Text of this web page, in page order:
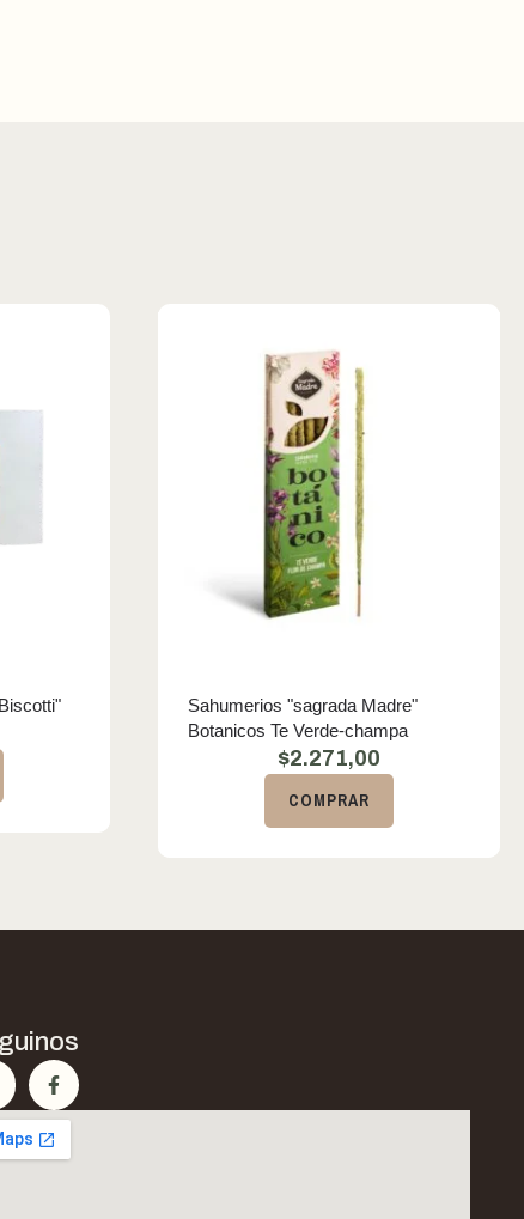
Sahumerios "sagrada Madre"
Botanicos Te Verde-champa
$2.271,00
COMPRAR